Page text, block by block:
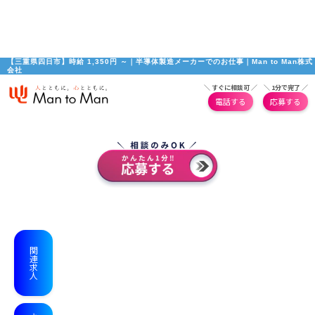
【三重県四日市】時給 1,350円 ～｜半導体製造メーカーでのお仕事｜Man to Man株式
会社
＼ すぐに相談可 ／
電話する
＼ 1分で完了 ／
応募する
関連求人